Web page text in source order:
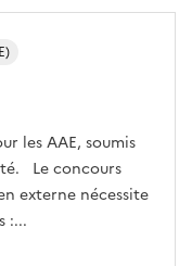
les AAE, soumis
Le concours
externe nécessite
:...